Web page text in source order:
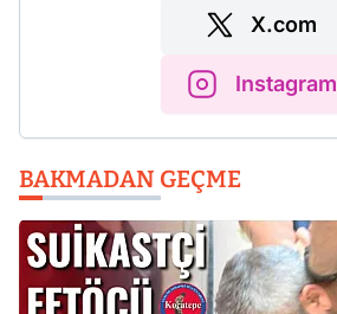
X.com
Instagram
BAKMADAN GEÇME